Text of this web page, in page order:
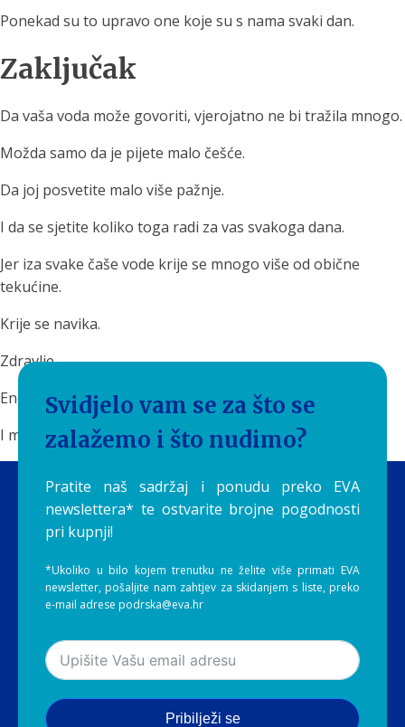
Ponekad su to upravo one koje su s nama svaki dan.
Zaključak
Da vaša voda može govoriti, vjerojatno ne bi tražila mnogo.
Možda samo da je pijete malo češće.
Da joj posvetite malo više pažnje.
I da se sjetite koliko toga radi za vas svakoga dana.
Jer iza svake čaše vode krije se mnogo više od obične
tekućine.
Krije se navika.
Zdravlje.
Energija.
I mali svakodnevni ritual koji često podcjenjujemo.
Svidjelo vam se za što se
zalažemo i što nudimo?
Pratite naš sadržaj i ponudu preko EVA
newslettera* te ostvarite brojne pogodnosti
pri kupnji!
*Ukoliko u bilo kojem trenutku ne želite više primati EVA
newsletter, pošaljite nam zahtjev za skidanjem s liste, preko
e-mail adrese podrska@eva.hr
Pribilježi se